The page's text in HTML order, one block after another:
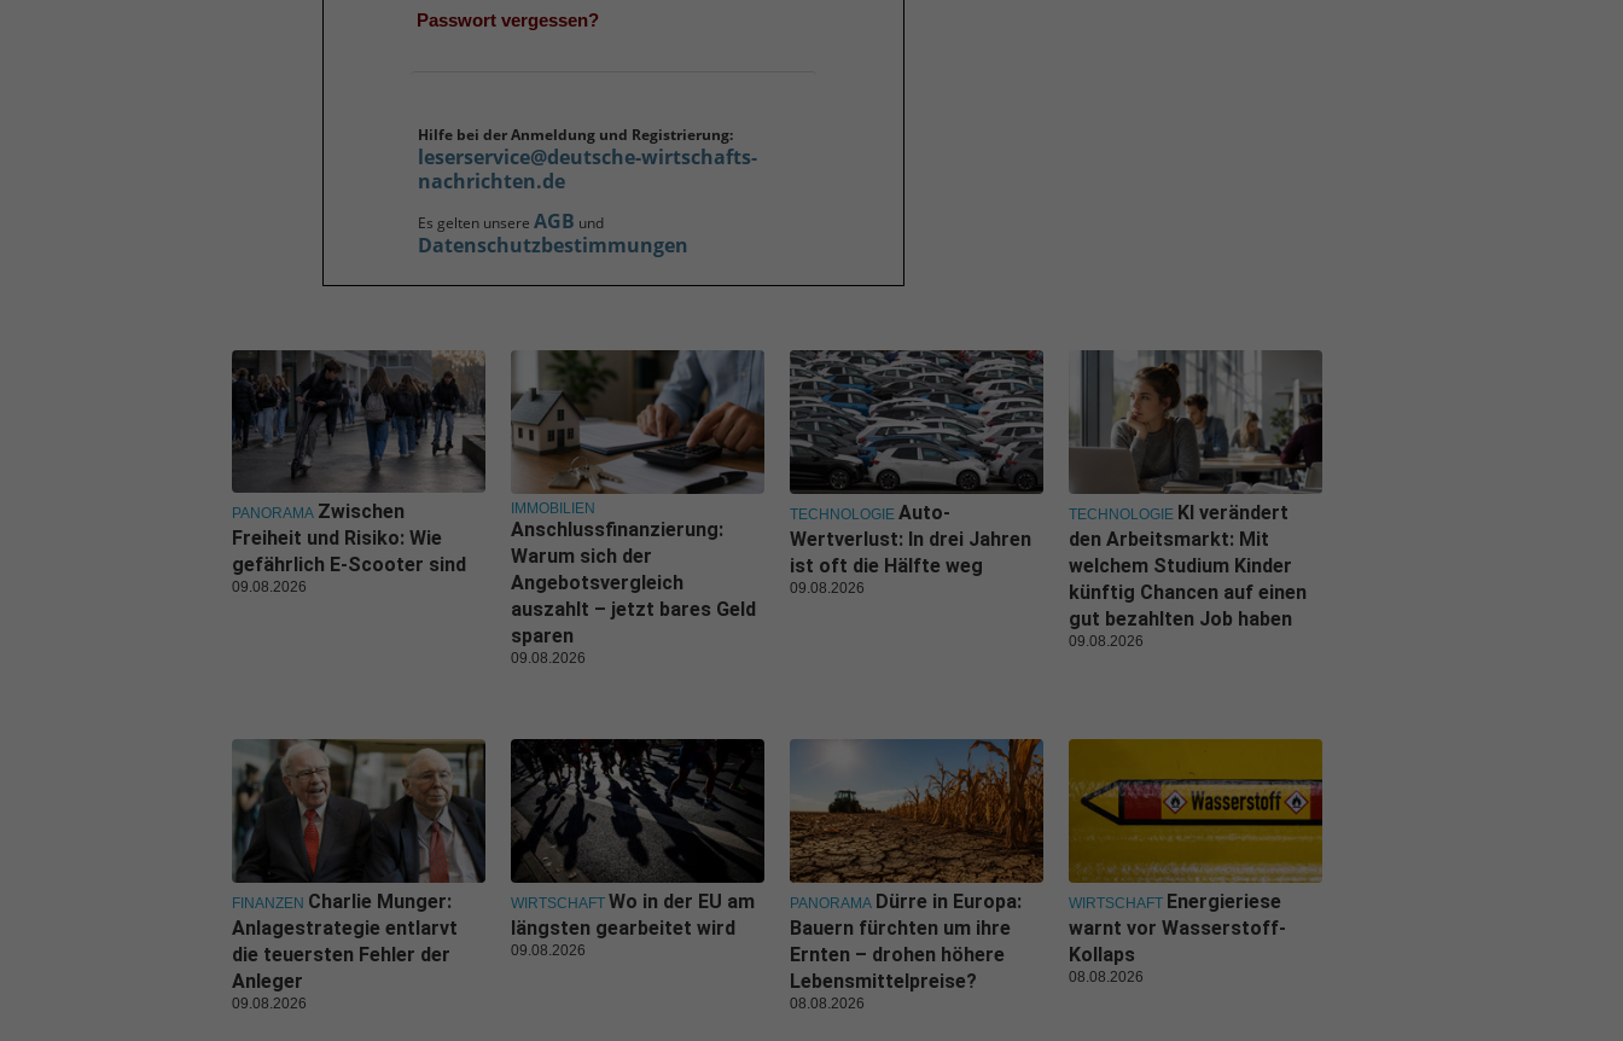
Passwort vergessen?
Hilfe bei der Anmeldung und Registrierung:
leserservice@deutsche-wirtschafts-
nachrichten.de
Es gelten unsere AGB und
Datenschutzbestimmungen
PANORAMA Zwischen
Freiheit und Risiko: Wie
gefährlich E-Scooter sind
09.08.2026
IMMOBILIEN
Anschlussfinanzierung:
Warum sich der
Angebotsvergleich
auszahlt – jetzt bares Geld
sparen
09.08.2026
TECHNOLOGIE Auto-
Wertverlust: In drei Jahren
ist oft die Hälfte weg
09.08.2026
TECHNOLOGIE KI verändert
den Arbeitsmarkt: Mit
welchem Studium Kinder
künftig Chancen auf einen
gut bezahlten Job haben
09.08.2026
FINANZEN Charlie Munger:
Anlagestrategie entlarvt
die teuersten Fehler der
Anleger
09.08.2026
WIRTSCHAFT Wo in der EU am
längsten gearbeitet wird
09.08.2026
PANORAMA Dürre in Europa:
Bauern fürchten um ihre
Ernten – drohen höhere
Lebensmittelpreise?
08.08.2026
WIRTSCHAFT Energieriese
warnt vor Wasserstoff-
Kollaps
08.08.2026